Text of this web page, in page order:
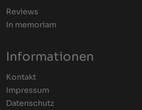
Reviews
In memoriam
Informationen
Kontakt
Impressum
Datenschutz